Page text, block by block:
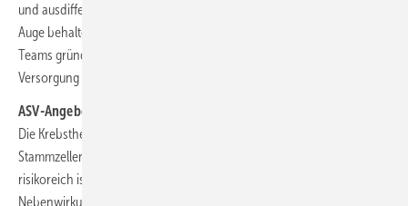
und ausdifferenzierter werden. Als G-BA müssen und werden wir im
Auge behalten, ob sich weiterhin möglichst flächendeckend ASV-
Teams gründen können und eine wohnortnahe spezialisierte
Versorgung anbieten.“
ASV-Angebot „Allogene Stammzelltransplantation“
Die Krebstherapie mit gespendeten körperfremden (allogenen)
Stammzellen ist eine Option, die besonders anspruchsvoll und
risikoreich ist. Auch längere Zeit nach der Transplantation kann es zu
Nebenwirkungen und Komplikationen kommen. Das neue ASV-